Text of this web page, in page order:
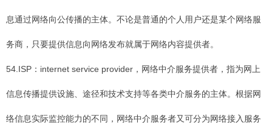
息通过网络向公传播的主体。不论是普通的个人用户还是某个网络服
务商，只要提供信息向网络发布就属于网络内容提供者。
54.ISP：internet service provider，网络中介服务提供者，指为网上
信息传播提供设施、途径和技术支持等各类中介服务的主体。根据网
络信息实际监控能力的不同，网络中介服务者又可分为网络接入服务